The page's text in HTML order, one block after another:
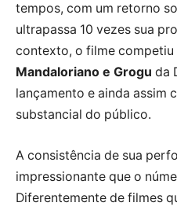
tempos, com um retorno
ultrapassa 10 vezes sua
contexto, o filme
Mandaloriano e Grogu da
lançamento e ainda assim
substancial do público.
A consistência de sua
impressionante que o
Diferentemente de filmes